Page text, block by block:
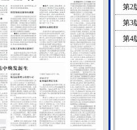
第2
第3
第4